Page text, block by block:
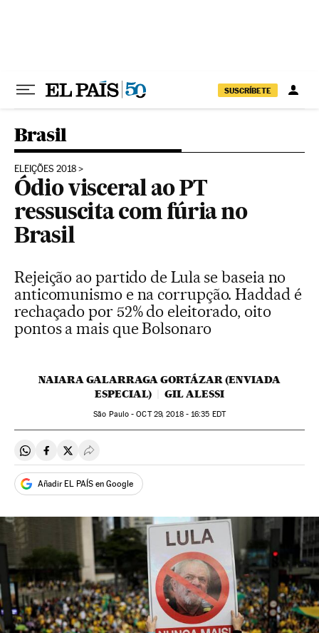
SUSCRÍBETE
Brasil
ELEIÇÕES 2018
Ódio visceral ao PT
ressuscita com fúria no
Brasil
Rejeição ao partido de Lula se baseia no
anticomunismo e na corrupção. Haddad é
rechaçado por 52% do eleitorado, oito
pontos a mais que Bolsonaro
NAIARA GALARRAGA GORTÁZAR (ENVIADA
ESPECIAL)
GIL ALESSI
São Paulo -OCT29, 2018 - 16:35 EDT
Compartir en Whatsapp
Compartir en Facebook
Compartir en Twitter
Desplegar Redes Sociales
Añadir EL PAÍS en Google